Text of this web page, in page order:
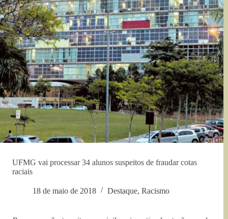
UFMG vai processar 34 alunos suspeitos de fraudar cotas
raciais
18 de maio de 2018 Destaque, Racismo